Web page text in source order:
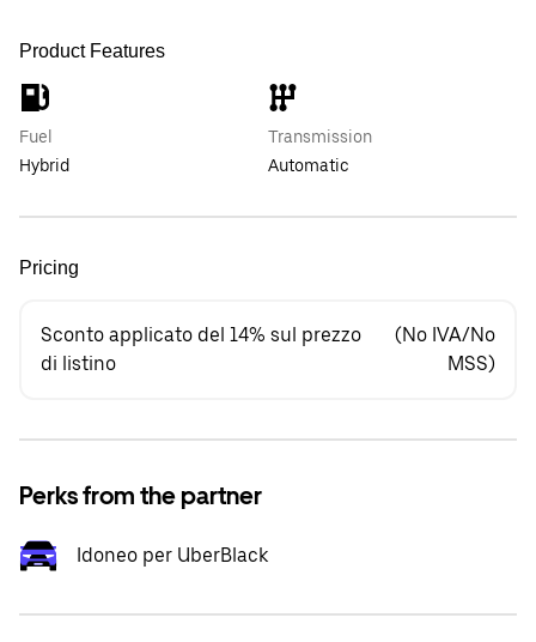
Product Features
Fuel
Hybrid
Transmission
Automatic
Pricing
Sconto applicato del 14% sul prezzo
di listino
(No IVA/No
MSS)
Perks from the partner
Idoneo per UberBlack